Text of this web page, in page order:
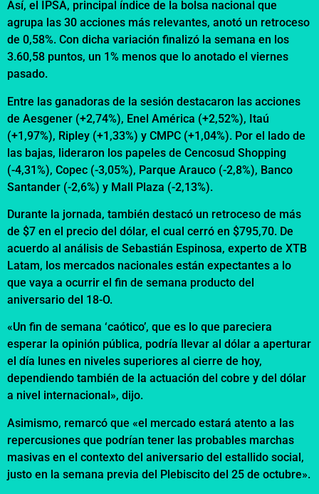
Así, el IPSA, principal índice de la bolsa nacional que
agrupa las 30 acciones más relevantes, anotó un retroceso
de 0,58%. Con dicha variación finalizó la semana en los
3.60,58 puntos, un 1% menos que lo anotado el viernes
pasado.
Entre las ganadoras de la sesión destacaron las acciones
de Aesgener (+2,74%), Enel América (+2,52%), Itaú
(+1,97%), Ripley (+1,33%) y CMPC (+1,04%). Por el lado de
las bajas, lideraron los papeles de Cencosud Shopping
(-4,31%), Copec (-3,05%), Parque Arauco (-2,8%), Banco
Santander (-2,6%) y Mall Plaza (-2,13%).
Durante la jornada, también destacó un retroceso de más
de $7 en el precio del dólar, el cual cerró en $795,70. De
acuerdo al análisis de Sebastián Espinosa, experto de XTB
Latam, los mercados nacionales están expectantes a lo
que vaya a ocurrir el fin de semana producto del
aniversario del 18-O.
«Un fin de semana ‘caótico’, que es lo que pareciera
esperar la opinión pública, podría llevar al dólar a aperturar
el día lunes en niveles superiores al cierre de hoy,
dependiendo también de la actuación del cobre y del dólar
a nivel internacional», dijo.
Asimismo, remarcó que «el mercado estará atento a las
repercusiones que podrían tener las probables marchas
masivas en el contexto del aniversario del estallido social,
justo en la semana previa del Plebiscito del 25 de octubre».